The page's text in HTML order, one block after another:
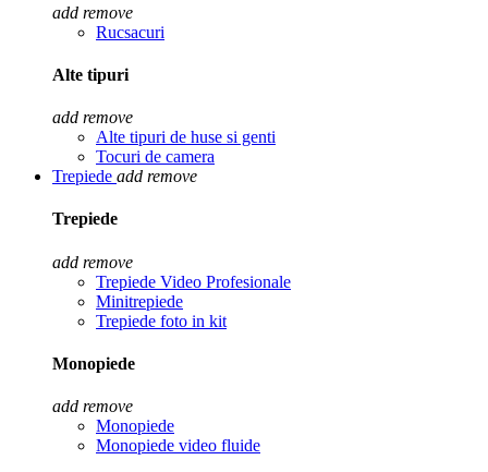
add remove
Rucsacuri
Alte tipuri
add remove
Alte tipuri de huse si genti
Tocuri de camera
Trepiede add remove
Trepiede
add remove
Trepiede Video Profesionale
Minitrepiede
Trepiede foto in kit
Monopiede
add remove
Monopiede
Monopiede video fluide